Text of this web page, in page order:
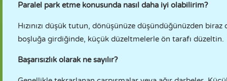
Paralel park etme konusunda nasıl daha iyi olabilirim?
Hızınızı düşük tutun, dönüşünüze düşündüğünüzden
boşluğa girdiğinde, küçük düzeltmelerle ön tarafı düzeltin.
Başarısızlık olarak ne sayılır?